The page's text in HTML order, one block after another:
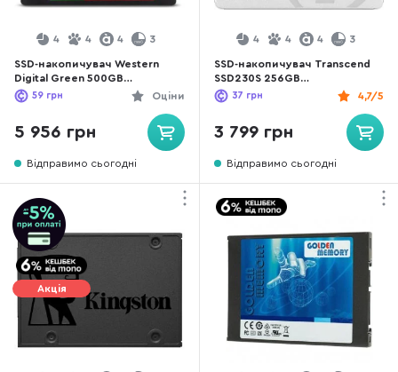
4 4 4 3
SSD-накопичувач Western
Digital Green 500GB
(WDS500G5G0A)
Оціни
59 грн
5 956 грн
Відправимо сьогодні
4 4 4 3
SSD-накопичувач Transcend
SSD230S 256GB
(TS256GSSD230S)
4,7/5
37 грн
3 799 грн
Відправимо сьогодні
Акція